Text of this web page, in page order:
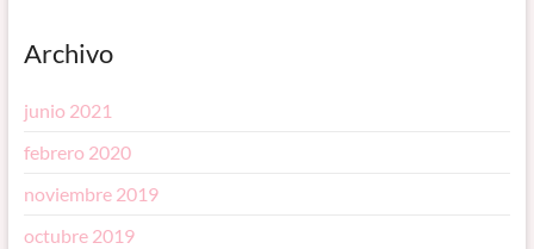
Archivo
junio 2021
febrero 2020
noviembre 2019
octubre 2019